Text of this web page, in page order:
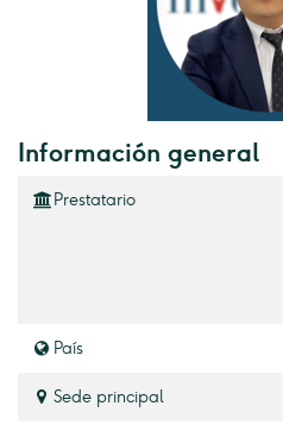
Información general
Prestatario
País
Sede principal